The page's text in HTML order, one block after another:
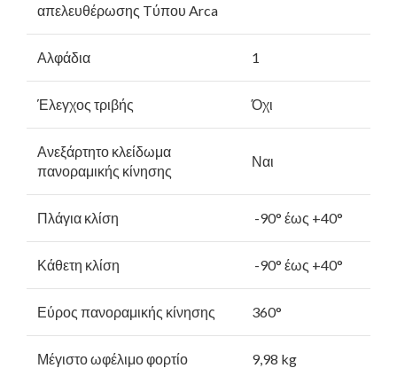
απελευθέρωσης Tύπου Arca
Αλφάδια 1
Έλεγχος τριβής Όχι
Ανεξάρτητο κλείδωμα
πανοραμικής κίνησης
Ναι
Πλάγια κλίση -90° έως +40°
Κάθετη κλίση -90° έως +40°
Εύρος πανοραμικής κίνησης 360°
Μέγιστο ωφέλιμο φορτίο 9,98 kg